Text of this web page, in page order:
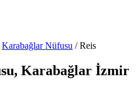
KarabağlarNüfusu /Reis
Karabağlar İzmir